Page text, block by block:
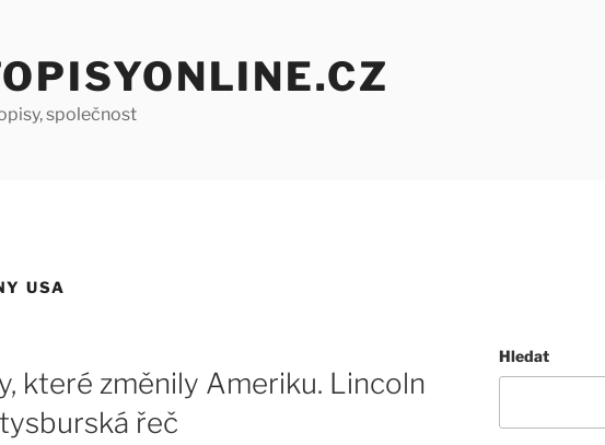
společnost
USA
které změnily Ameriku. Lincoln
řeč
Hledat